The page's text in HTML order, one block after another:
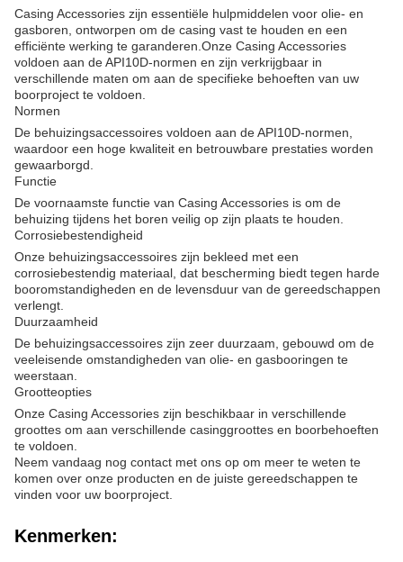
Casing Accessories zijn essentiële hulpmiddelen voor olie- en
gasboren, ontworpen om de casing vast te houden en een
efficiënte werking te garanderen.Onze Casing Accessories
voldoen aan de API10D-normen en zijn verkrijgbaar in
verschillende maten om aan de specifieke behoeften van uw
boorproject te voldoen.
Normen
De behuizingsaccessoires voldoen aan de API10D-normen,
waardoor een hoge kwaliteit en betrouwbare prestaties worden
gewaarborgd.
Functie
De voornaamste functie van Casing Accessories is om de
behuizing tijdens het boren veilig op zijn plaats te houden.
Corrosiebestendigheid
Onze behuizingsaccessoires zijn bekleed met een
corrosiebestendig materiaal, dat bescherming biedt tegen harde
booromstandigheden en de levensduur van de gereedschappen
verlengt.
Duurzaamheid
De behuizingsaccessoires zijn zeer duurzaam, gebouwd om de
veeleisende omstandigheden van olie- en gasbooringen te
weerstaan.
Grootteopties
Onze Casing Accessories zijn beschikbaar in verschillende
groottes om aan verschillende casinggroottes en boorbehoeften
te voldoen.
Neem vandaag nog contact met ons op om meer te weten te
komen over onze producten en de juiste gereedschappen te
vinden voor uw boorproject.
Kenmerken: